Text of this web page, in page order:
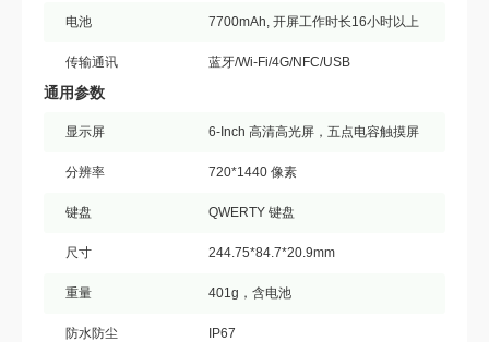
电池 7700mAh, 开屏工作时长16小时以上
传输通讯 蓝牙/Wi-Fi/4G/NFC/USB
通用参数
显示屏 6-Inch 高清高光屏，五点电容触摸屏
分辨率 720*1440 像素
键盘 QWERTY 键盘
尺寸 244.75*84.7*20.9mm
重量 401g，含电池
防水防尘 IP67